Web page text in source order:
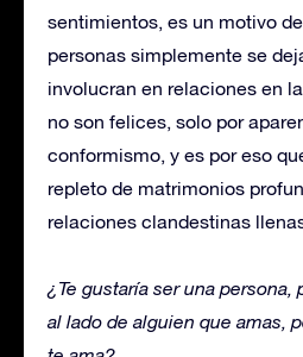
sentimientos, es un motivo
personas simplemente se
involucran en relaciones en
no son felices, solo por
conformismo, y es por eso
repleto de matrimonios
relaciones clandestinas
¿Te gustaría ser una
al lado de alguien que amas,